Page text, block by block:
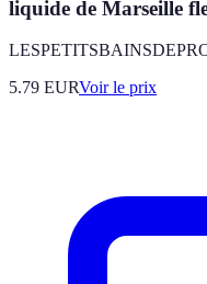
liquide de Marseille
5.79 EURVoir le prix